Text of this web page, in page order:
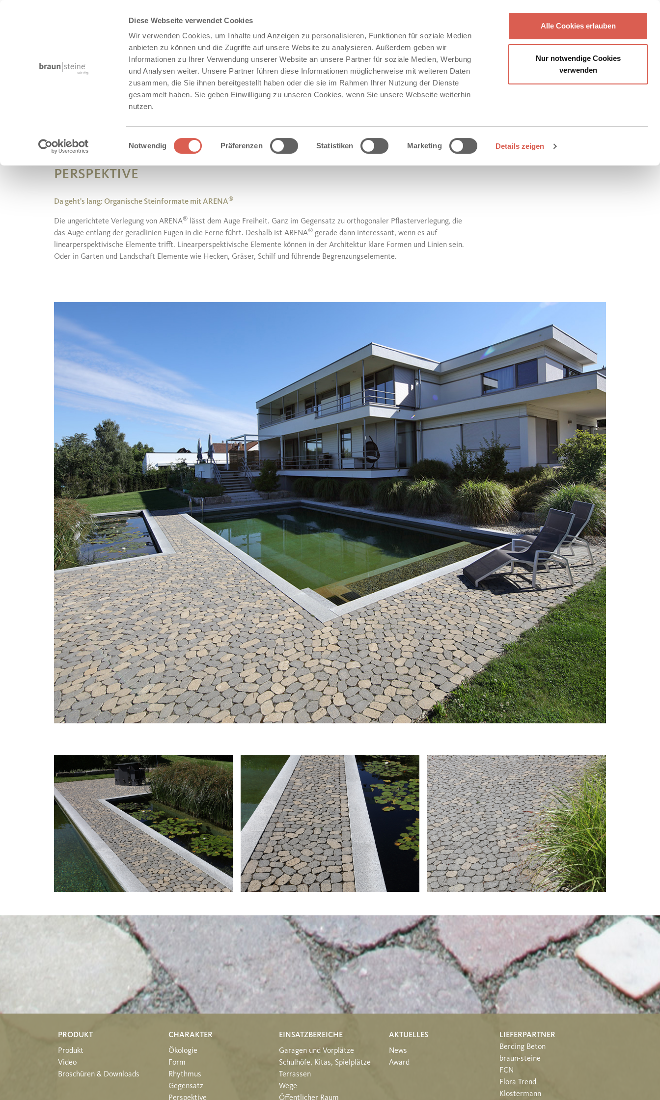
Diese Webseite verwendet Cookies
Wir verwenden Cookies, um Inhalte und Anzeigen zu personalisieren, Funktionen für soziale Medien
anbieten zu können und die Zugriffe auf unsere Website zu analysieren. Außerdem geben wir
Informationen zu Ihrer Verwendung unserer Website an unsere Partner für soziale Medien, Werbung
und Analysen weiter. Unsere Partner führen diese Informationen möglicherweise mit weiteren Daten
zusammen, die Sie ihnen bereitgestellt haben oder die sie im Rahmen Ihrer Nutzung der Dienste
gesammelt haben. Sie geben Einwilligung zu unseren Cookies, wenn Sie unsere Webseite weiterhin
nutzen.
Einwilligungsauswahl
Notwendig Präferenzen Statistiken Marketing Details zeigen
Alle Cookies erlauben
Nur notwendige Cookies
verwenden
PERSPEKTIVE
Da geht's lang: Organische Steinformate mit ARENA®
Die ungerichtete Verlegung von ARENA®
lässt dem Auge Freiheit. Ganz im Gegensatz zu orthogonaler Pflasterverlegung, die
das Auge entlang der geradlinien Fugen in die Ferne führt. Deshalb ist ARENA® gerade dann interessant, wenn es auf
linearperspektivische Elemente trifft. Linearperspektivische Elemente können in der Architektur klare Formen und Linien sein.
Oder in Garten und Landschaft Elemente wie Hecken, Gräser, Schilf und führende Begrenzungselemente.
PRODUKT
Produkt
Video
Broschüren & Downloads
CHARAKTER
Ökologie
Form
Rhythmus
Gegensatz
Perspektive
EINSATZBEREICHE
Garagen und Vorplätze
Schulhöfe, Kitas, Spielplätze
Terrassen
Wege
Öffentlicher Raum
AKTUELLES
News
Award
LIEFERPARTNER
Berding Beton
braun-steine
FCN
Flora Trend
Klostermann